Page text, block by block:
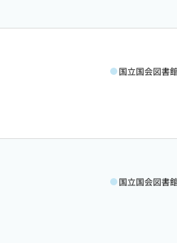
国立国会図書
国立国会図書